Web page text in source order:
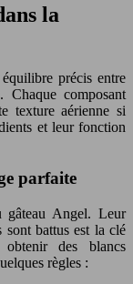
la
précis entre
Chaque composant
texture aérienne si
et leur fonction
parfaite
gâteau Angel. Leur
sont battus est la clé
des blancs
règles :